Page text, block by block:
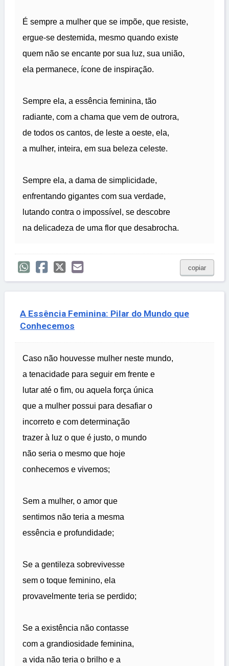
É sempre a mulher que se impõe, que resiste,
ergue-se destemida, mesmo quando existe
quem não se encante por sua luz, sua união,
ela permanece, ícone de inspiração.
Sempre ela, a essência feminina, tão
radiante, com a chama que vem de outrora,
de todos os cantos, de leste a oeste, ela,
a mulher, inteira, em sua beleza celeste.
Sempre ela, a dama de simplicidade,
enfrentando gigantes com sua verdade,
lutando contra o impossível, se descobre
na delicadeza de uma flor que desabrocha.
copiar
A Essência Feminina: Pilar do Mundo que
Conhecemos
Caso não houvesse mulher neste mundo,
a tenacidade para seguir em frente e
lutar até o fim, ou aquela força única
que a mulher possui para desafiar o
incorreto e com determinação
trazer à luz o que é justo, o mundo
não seria o mesmo que hoje
conhecemos e vivemos;
Sem a mulher, o amor que
sentimos não teria a mesma
essência e profundidade;
Se a gentileza sobrevivesse
sem o toque feminino, ela
provavelmente teria se perdido;
Se a existência não contasse
com a grandiosidade feminina,
a vida não teria o brilho e a